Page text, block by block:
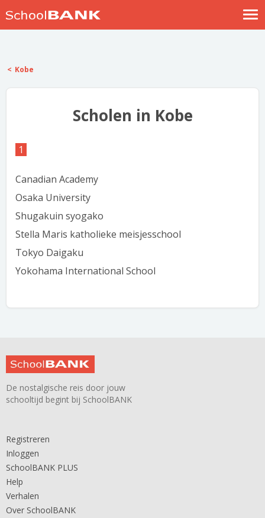
Help
Kobe
Scholen in Kobe
1
Canadian Academy
Osaka University
Shugakuin syogako
Stella Maris katholieke meisjesschool
Tokyo Daigaku
Yokohama International School
De nostalgische reis door jouw
schooltijd begint bij SchoolBANK
Registreren
Inloggen
SchoolBANK PLUS
Help
Verhalen
Over SchoolBANK